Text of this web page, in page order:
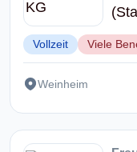
Vollzeit Viele
Weinheim